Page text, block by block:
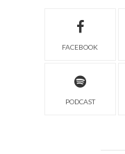
FACEBOOK
PODCAST